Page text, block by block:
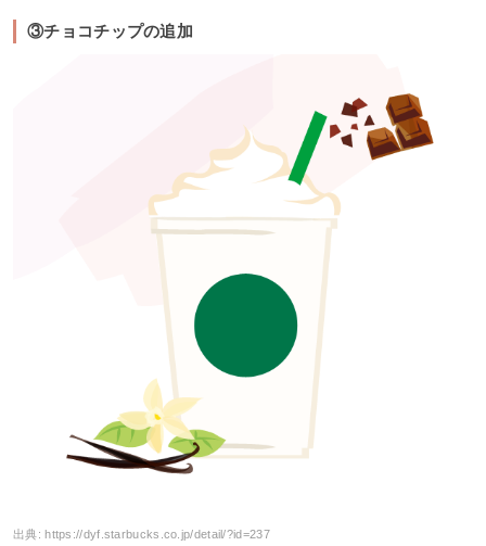
③チョコチップの追加
出典:https://dyf.starbucks.co.jp/detail/?id=237